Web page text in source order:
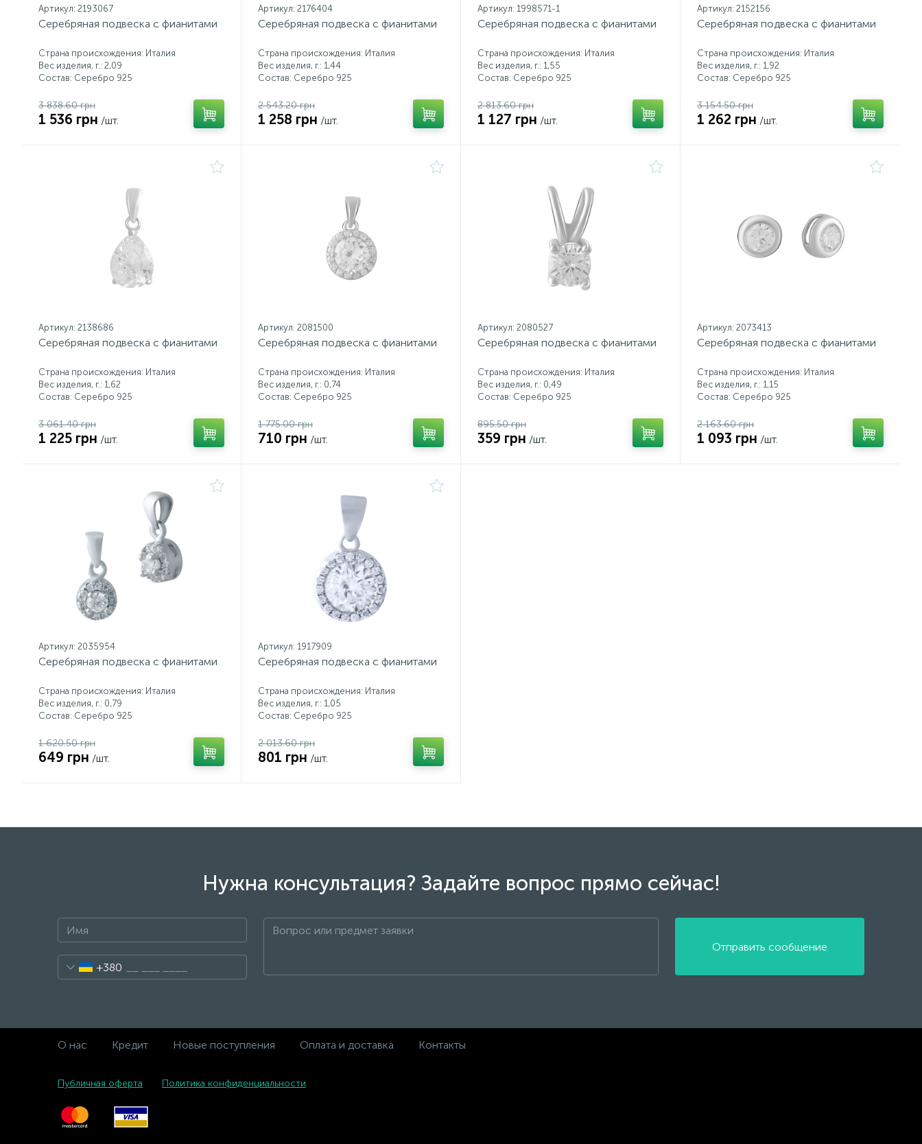
Артикул: 2193067
Серебряная подвеска с фианитами
Страна происхождения: Италия
Вес изделия, г.: 2,09
Состав: Серебро 925
3 838.60 грн
1 536 грн /шт.
Артикул: 2176404
Серебряная подвеска с фианитами
Страна происхождения: Италия
Вес изделия, г.: 1,44
Состав: Серебро 925
2 543.20 грн
1 258 грн /шт.
Артикул: 1998571-1
Серебряная подвеска с фианитами
Страна происхождения: Италия
Вес изделия, г.: 1,55
Состав: Серебро 925
2 813.60 грн
1 127 грн /шт.
Артикул: 2152156
Серебряная подвеска с фианитами
Страна происхождения: Италия
Вес изделия, г.: 1,92
Состав: Серебро 925
3 154.50 грн
1 262 грн /шт.
Артикул: 2138686
Серебряная подвеска с фианитами
Страна происхождения: Италия
Вес изделия, г.: 1,62
Состав: Серебро 925
3 061.40 грн
1 225 грн /шт.
Артикул: 2081500
Серебряная подвеска с фианитами
Страна происхождения: Италия
Вес изделия, г.: 0,74
Состав: Серебро 925
1 775.00 грн
710 грн /шт.
Артикул: 2080527
Серебряная подвеска с фианитами
Страна происхождения: Италия
Вес изделия, г.: 0,49
Состав: Серебро 925
895.50 грн
359 грн /шт.
Артикул: 2073413
Серебряная подвеска с фианитами
Страна происхождения: Италия
Вес изделия, г.: 1,15
Состав: Серебро 925
2 163.60 грн
1 093 грн /шт.
Артикул: 2035954
Серебряная подвеска с фианитами
Страна происхождения: Италия
Вес изделия, г.: 0,79
Состав: Серебро 925
1 620.50 грн
649 грн /шт.
Артикул: 1917909
Серебряная подвеска с фианитами
Страна происхождения: Италия
Вес изделия, г.: 1,05
Состав: Серебро 925
2 013.60 грн
801 грн /шт.
Нужна консультация? Задайте вопрос прямо сейчас!
+380
Отправить сообщение
О нас Кредит Новые поступления Оплата и доставка Контакты
Публичная оферта Политика конфиденциальности